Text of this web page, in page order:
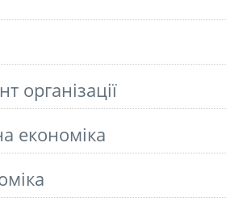
організації
економіка